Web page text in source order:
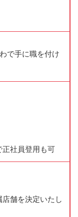
で手に職を付け
社員登用も可
舗を決定いたし